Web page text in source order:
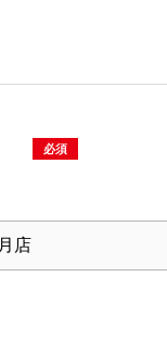
必須